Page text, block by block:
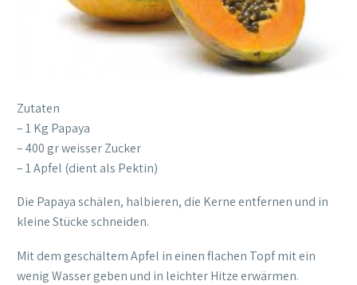
Zutaten
– 1 Kg Papaya
– 400 gr weisser Zucker
– 1 Apfel (dient als Pektin)
Die Papaya schälen, halbieren, die Kerne entfernen und in
kleine Stücke schneiden.
Mit dem geschältem Apfel in einen flachen Topf mit ein
wenig Wasser geben und in leichter Hitze erwärmen.